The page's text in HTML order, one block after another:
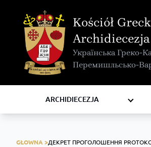
Kościół
Українська Греко-
Перемишльсько-
ARCHIDIECEZJA
KURIA METROPOLITALNA
KAPITUŁA
KOMISJE I WYDZIAŁY
RADY
ZAKONY I ZGROMADZENIA
GŁOWNA >ДЕКРЕТ ПРОГОЛОШЕННЯ